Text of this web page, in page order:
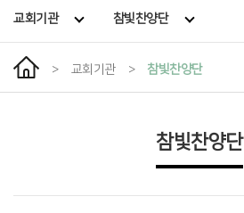
교회기관 참빛찬양단
> 교회기관 > 참빛찬양단
참빛찬양단